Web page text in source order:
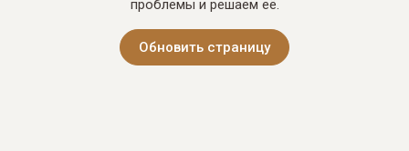
проблемы и решаем её.
Обновить страницу